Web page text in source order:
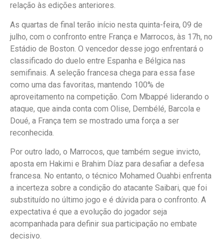
relação às edições anteriores.
As quartas de final terão início nesta quinta-feira, 09 de
julho, com o confronto entre França e Marrocos, às 17h, no
Estádio de Boston. O vencedor desse jogo enfrentará o
classificado do duelo entre Espanha e Bélgica nas
semifinais. A seleção francesa chega para essa fase
como uma das favoritas, mantendo 100% de
aproveitamento na competição. Com Mbappé liderando o
ataque, que ainda conta com Olise, Dembélé, Barcola e
Doué, a França tem se mostrado uma força a ser
reconhecida.
Por outro lado, o Marrocos, que também segue invicto,
aposta em Hakimi e Brahim Díaz para desafiar a defesa
francesa. No entanto, o técnico Mohamed Ouahbi enfrenta
a incerteza sobre a condição do atacante Saibari, que foi
substituído no último jogo e é dúvida para o confronto. A
expectativa é que a evolução do jogador seja
acompanhada para definir sua participação no embate
decisivo.